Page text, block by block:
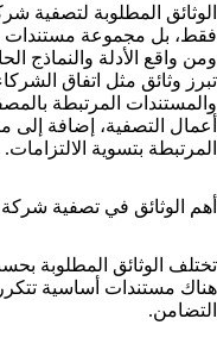
الوثائق المطلوبة لتصفية
فقط، بل مجموعة مستندات
ومن واقع الأدلة والنماذج
تبرز وثائق مثل اتفاق
والمستندات المرتبطة
أعمال التصفية، إضافة إلى
المرتبطة بتسوية الالتزامات.
أهم الوثائق في تصفية
تختلف الوثائق المطلوبة
هناك مستندات أساسية
التضامن.